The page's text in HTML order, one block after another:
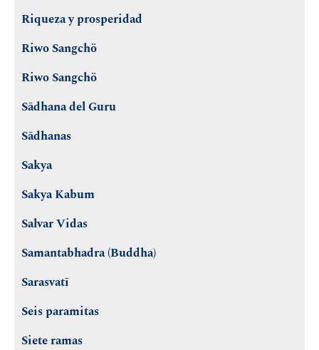
Riqueza y prosperidad
Riwo Sangchö
Riwo Sangchö
Sādhana del Guru
Sādhanas
Sakya
Sakya Kabum
Salvar Vidas
Samantabhadra (Buddha)
Sarasvatī
Seis paramitas
Siete ramas